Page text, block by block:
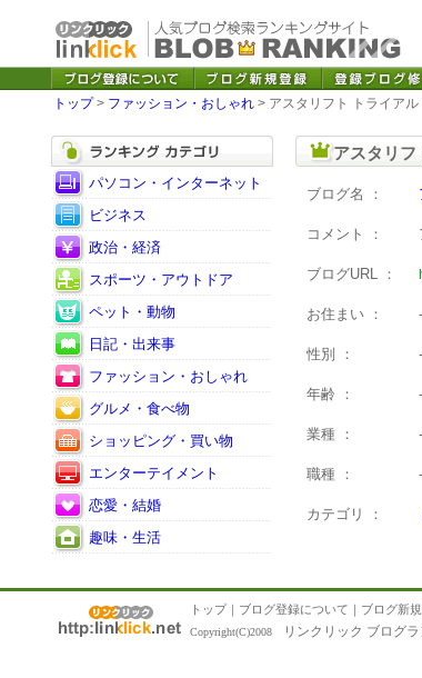
トップ> ファッション・おしゃれ > アスタリフト トライアル
パソコン・インターネット
ビジネス
政治・経済
スポーツ・アウトドア
ペット・動物
日記・出来事
ファッション・おしゃれ
グルメ・食べ物
ショッピング・買い物
エンターテイメント
恋愛・結婚
趣味・生活
アスタリ
ブログ名 ：
コメント ：
ブログURL ：
お住まい ：
性別 ：
年齢 ：
業種 ：
職種 ：
カテゴリ ：
トップ｜ ブログ登録について ｜ ブログ新
Copyright(C)2008 リンクリック ブログ